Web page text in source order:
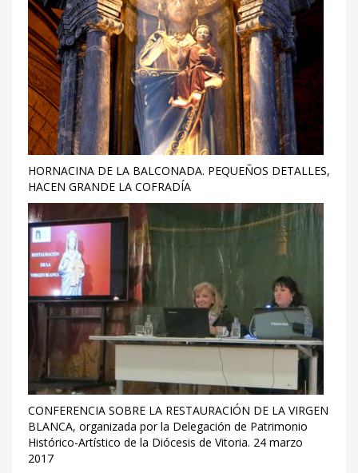
HORNACINA DE LA BALCONADA. PEQUEÑOS DETALLES,
HACEN GRANDE LA COFRADÍA
CONFERENCIA SOBRE LA RESTAURACIÓN DE LA VIRGEN
BLANCA, organizada por la Delegación de Patrimonio
Histórico-Artístico de la Diócesis de Vitoria. 24 marzo
2017